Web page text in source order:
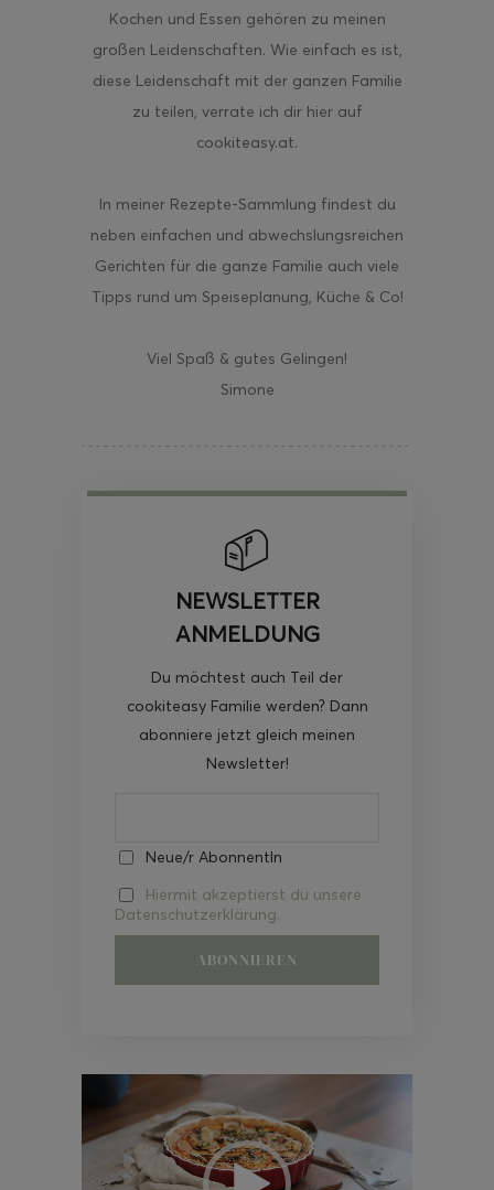
Kochen und Essen gehören zu meinen
großen Leidenschaften. Wie einfach es ist,
diese Leidenschaft mit der ganzen Familie
zu teilen, verrate ich dir hier auf
cookiteasy.at.
In meiner Rezepte-Sammlung findest du
neben einfachen und abwechslungsreichen
Gerichten für die ganze Familie auch viele
Tipps rund um Speiseplanung, Küche & Co!
Viel Spaß & gutes Gelingen!
Simone
NEWSLETTER
ANMELDUNG
Du möchtest auch Teil der
cookiteasy Familie werden? Dann
abonniere jetzt gleich meinen
Newsletter!
Neue/r AbonnentIn
Hiermit akzeptierst du unsere
Datenschutzerklärung.
Video-